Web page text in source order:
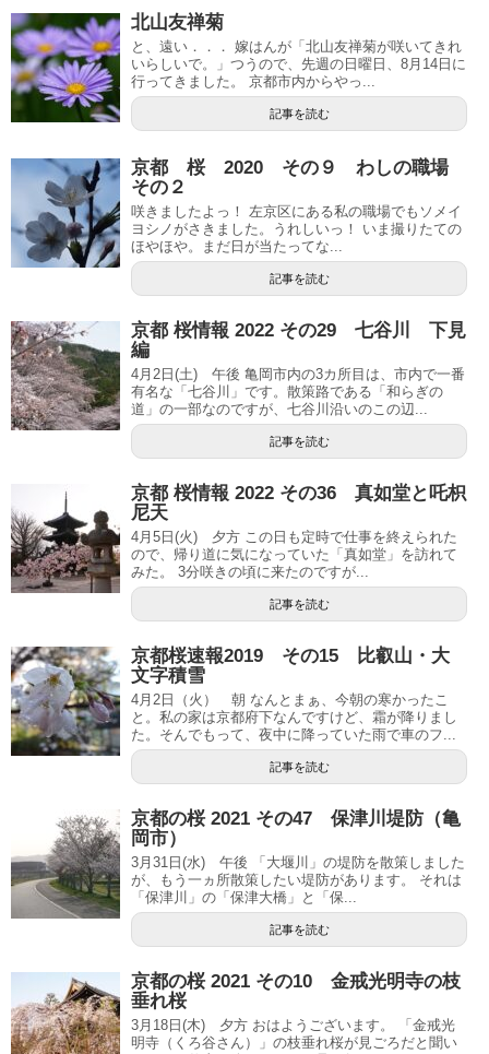
北山友禅菊
と、遠い．．． 嫁はんが「北山友禅菊が咲いてきれ
いらしいで。」つうので、先週の日曜日、8月14日に
行ってきました。 京都市内からやっ...
記事を読む
京都 桜 2020 その９ わしの職場
その２
咲きましたよっ！ 左京区にある私の職場でもソメイ
ヨシノがさきました。うれしいっ！ いま撮りたての
ほやほや。まだ日が当たってな...
記事を読む
京都 桜情報 2022 その29 七谷川 下見
編
4月2日(土) 午後 亀岡市内の3カ所目は、市内で一番
有名な「七谷川」です。散策路である「和らぎの
道」の一部なのですが、七谷川沿いのこの辺...
記事を読む
京都 桜情報 2022 その36 真如堂と吒枳
尼天
4月5日(火) 夕方 この日も定時で仕事を終えられた
ので、帰り道に気になっていた「真如堂」を訪れて
みた。 3分咲きの頃に来たのですが...
記事を読む
京都桜速報2019 その15 比叡山・大
文字積雪
4月2日（火） 朝 なんとまぁ、今朝の寒かったこ
と。私の家は京都府下なんですけど、霜が降りまし
た。そんでもって、夜中に降っていた雨で車のフ...
記事を読む
京都の桜 2021 その47 保津川堤防（亀
岡市）
3月31日(水) 午後 「大堰川」の堤防を散策しました
が、もう一ヵ所散策したい堤防があります。 それは
「保津川」の「保津大橋」と「保...
記事を読む
京都の桜 2021 その10 金戒光明寺の枝
垂れ桜
3月18日(木) 夕方 おはようございます。 「金戒光
明寺（くろ谷さん）」の枝垂れ桜が見ごろだと聞い